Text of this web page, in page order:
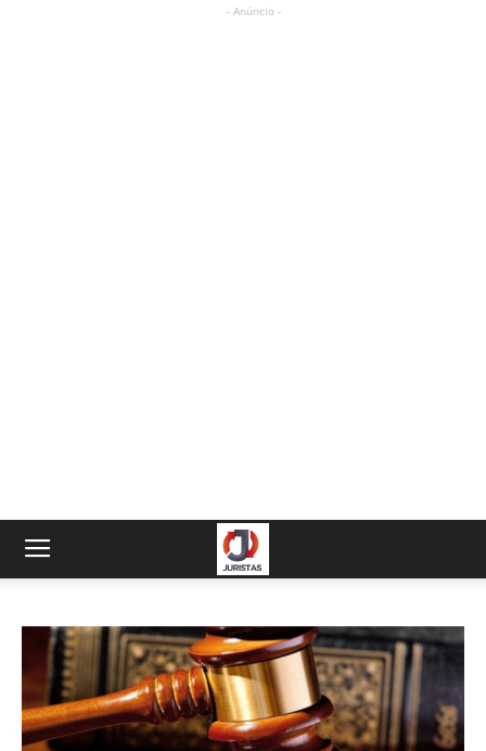
- Anúncio -